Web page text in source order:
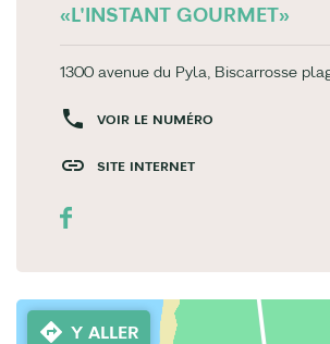
«L'INSTANT GOURMET»
1300 avenue du Pyla, Biscarrosse
VOIR LE NUMÉRO
SITE INTERNET
Y ALLER